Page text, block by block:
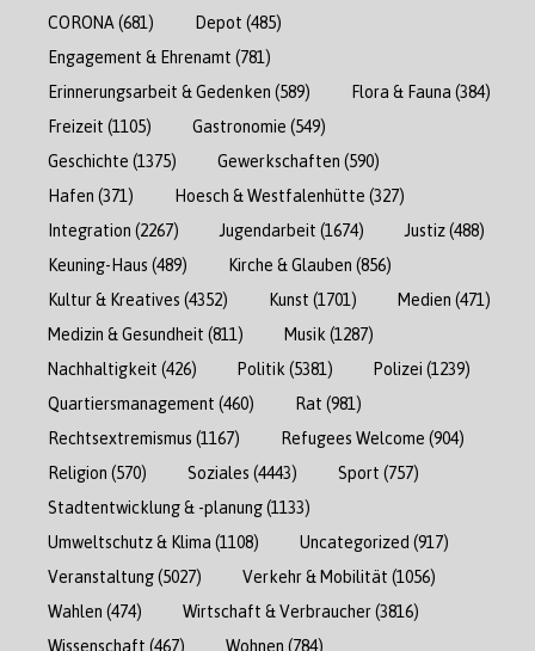
CORONA (681) Depot (485)
Engagement & Ehrenamt (781)
Erinnerungsarbeit & Gedenken (589) Flora & Fauna (384)
Freizeit (1105) Gastronomie (549)
Geschichte (1375) Gewerkschaften (590)
Hafen (371) Hoesch & Westfalenhütte (327)
Integration (2267) Jugendarbeit (1674) Justiz(488)
Keuning-Haus (489) Kirche & Glauben (856)
Kultur & Kreatives (4352) Kunst (1701) Medien (471)
Medizin & Gesundheit (811) Musik (1287)
Nachhaltigkeit (426) Politik (5381) Polizei (1239)
Quartiersmanagement (460) Rat (981)
Rechtsextremismus (1167) Refugees Welcome (904)
Religion (570) Soziales (4443) Sport (757)
Stadtentwicklung & -planung(1133)
Umweltschutz & Klima (1108) Uncategorized (917)
Veranstaltung(5027) Verkehr & Mobilität (1056)
Wahlen (474) Wirtschaft & Verbraucher(3816)
Wissenschaft (467) Wohnen (784)